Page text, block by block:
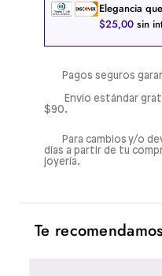
Elegancia
$25,00 sin
Pagos seguros
Envío estándar
$90.
Para cambios y/o
días a partir de tu
joyería.
Te recomendamos